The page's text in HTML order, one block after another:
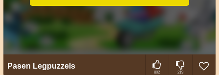
Pasen Legpuzzels
802 219